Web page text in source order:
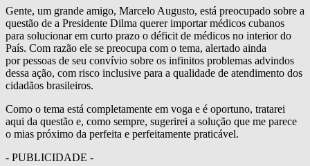
Gente, um grande amigo, Marcelo Augusto, está preocupado sobre a
questão de a Presidente Dilma querer importar médicos cubanos
para solucionar em curto prazo o déficit de médicos no interior do
País. Com razão ele se preocupa com o tema, alertado ainda
por pessoas de seu convívio sobre os infinitos problemas advindos
dessa ação, com risco inclusive para a qualidade de atendimento dos
cidadãos brasileiros.
Como o tema está completamente em voga e é oportuno, tratarei
aqui da questão e, como sempre, sugerirei a solução que me parece
o mias próximo da perfeita e perfeitamente praticável.
- PUBLICIDADE -